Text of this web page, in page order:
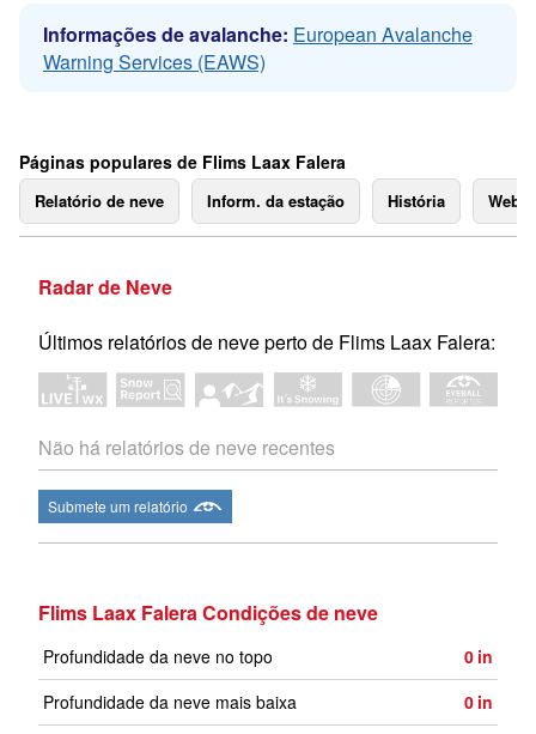
Informações de avalanche: European Avalanche
Warning Services (EAWS)
Páginas populares de Flims Laax Falera
Relatório de neve Inform. da estação História
Radar de Neve
Últimos relatórios de neve perto de Flims Laax Falera:
Não há relatórios de neve recentes
Submete um relatório
Flims Laax Falera Condições de neve
Profundidade da neve no topo 0 in
Profundidade da neve mais baixa
0 in